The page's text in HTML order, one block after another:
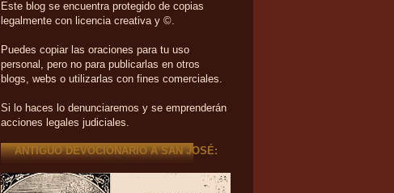
Este blog se encuentra protegido de copias
legalmente con licencia creativa y ©.
Puedes copiar las oraciones para tu uso
personal, pero no para publicarlas en otros
blogs, webs o utilizarlas con fines comerciales.
Si lo haces lo denunciaremos y se emprenderán
acciones legales judiciales.
ANTIGUO DEVOCIONARIO A SAN JOSÉ: